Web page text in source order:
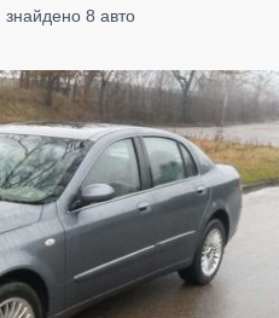
знайдено 8 авто